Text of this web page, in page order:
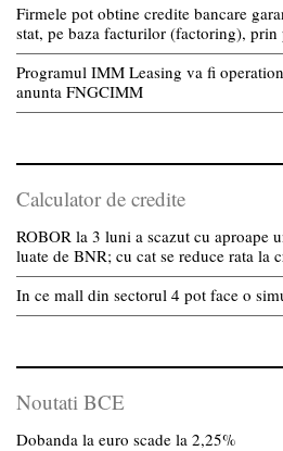
Firmele pot obtine credite bancare
stat, pe baza facturilor (factoring),
Programul IMM Leasing va fi
anunta FNGCIMM
Calculator de credite
ROBOR la 3 luni a scazut cu aproape
luate de BNR; cu cat se reduce rata la
In ce mall din sectorul 4 pot face o
Noutati BCE
Dobanda la euro scade la 2,25%